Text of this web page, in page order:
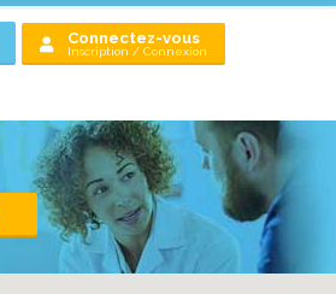
Connectez-vous
Inscription / Connexion